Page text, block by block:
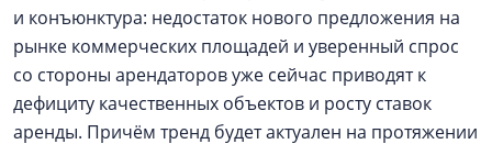
и конъюнктура: недостаток нового предложения на
рынке коммерческих площадей и уверенный спрос
со стороны арендаторов уже сейчас приводят к
дефициту качественных объектов и росту ставок
аренды. Причём тренд будет актуален на протяжении